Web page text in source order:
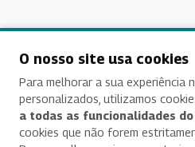
O nosso site usa cookies
Para melhorar a sua experiência
personalizados, utilizamos
a todas as funcionalidades
cookies que não forem